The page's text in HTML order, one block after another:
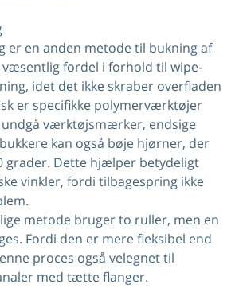
er en anden metode til bukning af
fordel i forhold til wipe-
idet det ikke skraber overfladen
er specifikke polymerværktøjer
værktøjsmærker, endsige
kan også bøje hjørner, der
grader. Dette hjælper betydeligt
vinkler, fordi tilbagespring ikke
metode bruger to ruller, men en
Fordi den er mere fleksibel end
proces også velegnet til
med tætte flanger.